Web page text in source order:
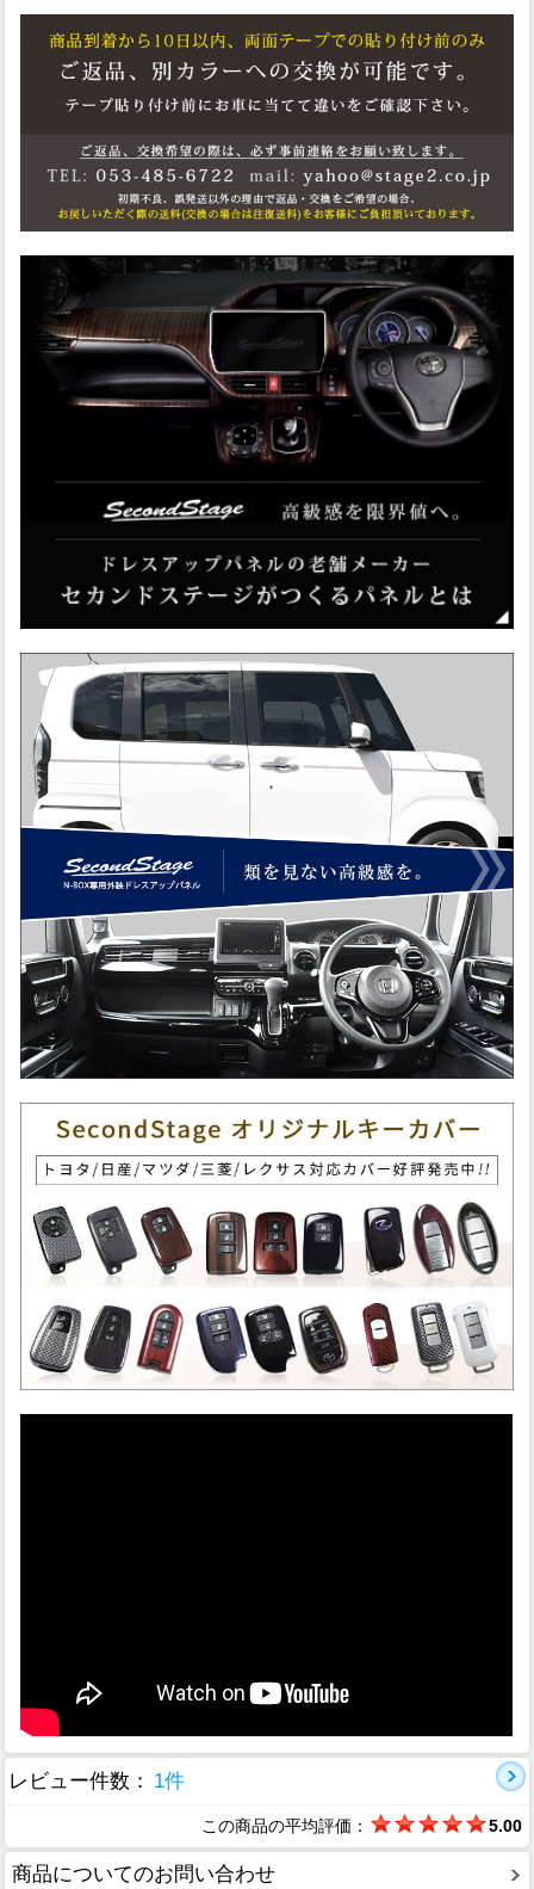
レビュー件数： 1件
この商品の平均評価： 5.00
商品についてのお問い合わせ